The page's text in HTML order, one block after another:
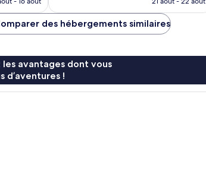
de
des hébergements similaires
avantages dont vous
d’aventures !